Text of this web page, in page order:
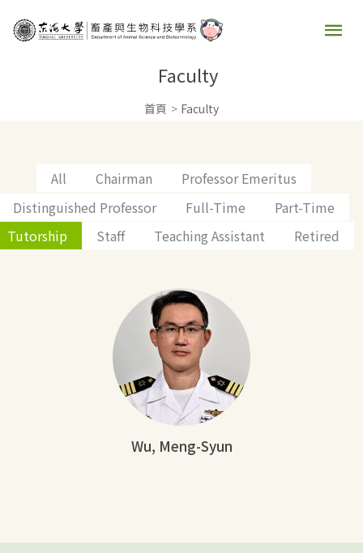
主
Faculty
首頁 Faculty
All Chairman
Professor Emeritus
Distinguished Professor
Full-Time
Part-Time
Tutorship
Staff Teaching Assistant Retired
Wu, Meng-Syun